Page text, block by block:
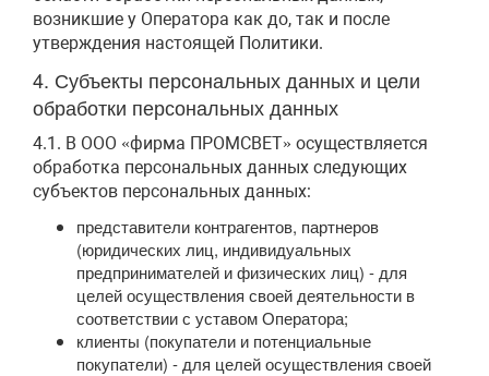
возникшие у Оператора как до, так и после
утверждения настоящей Политики.
4. Субъекты персональных данных и цели
обработки персональных данных
4.1. В ООО «фирма ПРОМСВЕТ» осуществляется
обработка персональных данных следующих
субъектов персональных данных:
представители контрагентов, партнеров
(юридических лиц, индивидуальных
предпринимателей и физических лиц) - для
целей осуществления своей деятельности в
соответствии с уставом Оператора;
клиенты (покупатели и потенциальные
покупатели) - для целей осуществления своей